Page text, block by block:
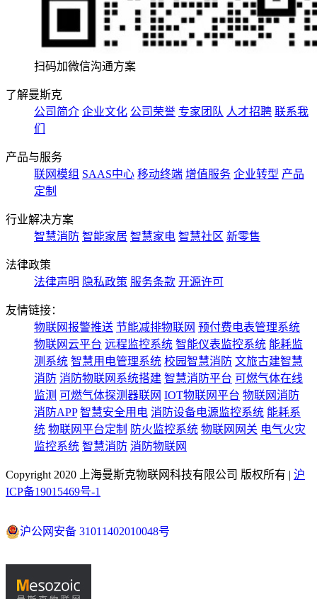
扫码加微信沟通方案
了解曼斯克
公司简介 企业文化 公司荣誉 专家团队 人才招聘 联系我
们
产品与服务
联网模组 SAAS中心 移动终端 增值服务 企业转型 产品
定制
行业解决方案
智慧消防 智能家居 智慧家电 智慧社区 新零售
法律政策
法律声明 隐私政策 服务条款 开源许可
友情链接：
物联网报警推送 节能减排物联网 预付费电表管理系统
物联网云平台 远程监控系统 智能仪表监控系统 能耗监
测系统 智慧用电管理系统 校园智慧消防 文旅古建智慧
消防 消防物联网系统搭建 智慧消防平台 可燃气体在线
监测 可燃气体探测器联网 IOT物联网平台 物联网消防
消防APP 智慧安全用电 消防设备电源监控系统 能耗系
统 物联网平台定制 防火监控系统 物联网网关 电气火灾
监控系统 智慧消防 消防物联网
Copyright 2020 上海曼斯克物联网科技有限公司 版权所有 | 沪
ICP备19015469号-1
沪公网安备 31011402010048号